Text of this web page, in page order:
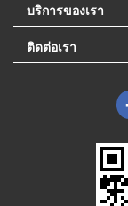
บริการของเรา
ติดต่อเรา